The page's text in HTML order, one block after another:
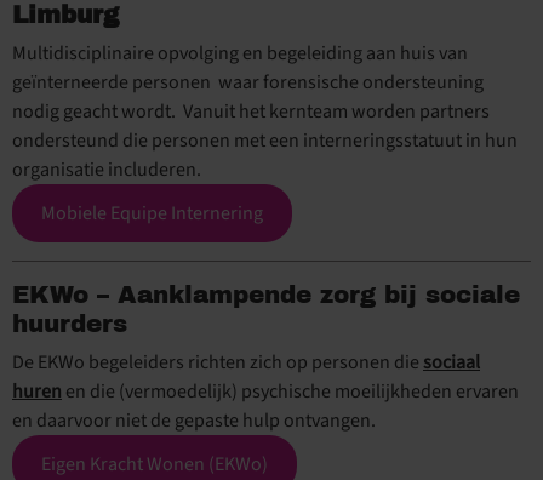
Limburg
Multidisciplinaire opvolging en begeleiding aan huis van
geïnterneerde personen waar forensische ondersteuning
nodig geacht wordt. Vanuit het kernteam worden partners
ondersteund die personen met een interneringsstatuut in hun
organisatie includeren.
Mobiele Equipe Internering
EKWo – Aanklampende zorg bij sociale
huurders
De EKWo begeleiders richten zich op personen die sociaal
huren en die (vermoedelijk) psychische moeilijkheden ervaren
en daarvoor niet de gepaste hulp ontvangen.
Eigen Kracht Wonen (EKWo)